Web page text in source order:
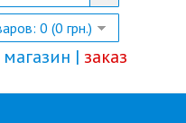
0 (0 грн.)
| заказ